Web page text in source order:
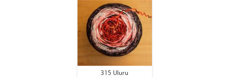
315 Uluru